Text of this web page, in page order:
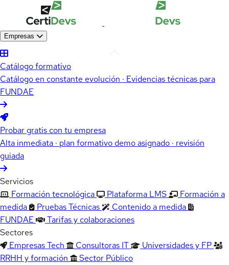
Empresas
Catálogo formativo
Catálogo en constante evolución · Evidencias técnicas para
FUNDAE
Probar gratis con tu empresa
Alta inmediata · plan formativo demo asignado · revisión
guiada
Servicios
Formación tecnológica
Plataforma LMS
Formación a
medida
Pruebas Técnicas
Contenido a medida
FUNDAE
Tarifas y colaboraciones
Sectores
Empresas Tech
Consultoras IT
Universidades y FP
RRHH y formación
Sector Público